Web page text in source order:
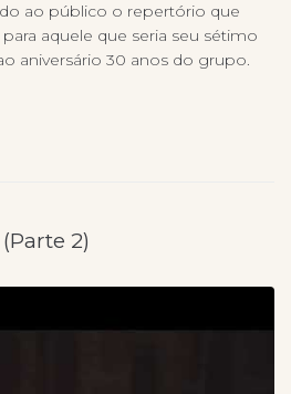
ao público o repertório que
aquele que seria seu sétimo
aniversário 30 anos do grupo.
2)